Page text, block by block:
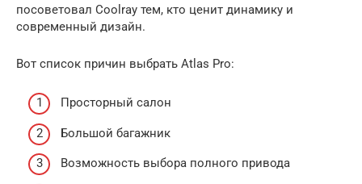
посоветовал Coolray тем, кто ценит динамику и
современный дизайн.
Вот список причин выбрать Atlas Pro:
Просторный салон
Большой багажник
Возможность выбора полного привода